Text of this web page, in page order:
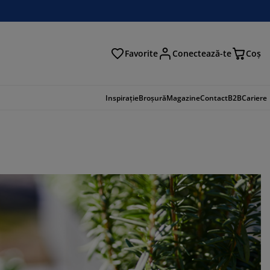
Favorite Conectează-te Coş
InspirațieBroșurăMagazineContactB2BCariere